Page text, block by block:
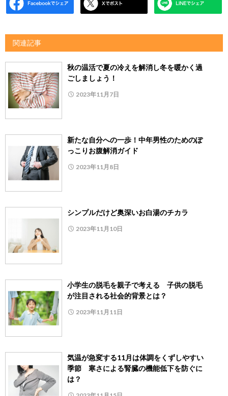
関連記事
秋の温活で夏の冷えを解消し冬を暖かく過
ごしましょう！
2023年11月7日
新たな自分への一歩！中年男性のためのぽ
っこりお腹解消ガイド
2023年11月8日
シンプルだけど奥深いお白湯のチカラ
2023年11月10日
小学生の脱毛を親子で考える 子供の脱毛
が注目される社会的背景とは？
2023年11月11日
気温が急変する11月は体調をくずしやすい
季節 寒さによる腎臓の機能低下を防ぐに
は？